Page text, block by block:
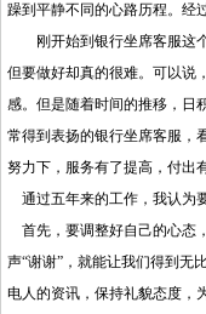
躁到平静不同的心路历程。
刚开始到银行坐席客服这个
但要做好却真的很难。可以说
感。但是随着时间的推移，日
常得到表扬的银行坐席客服，
努力下，服务有了提高，付
通过五年来的工作，我认
首先，要调整好自己的心态
声“谢谢”，就能让我们得到无
电人的资讯，保持礼貌态度，